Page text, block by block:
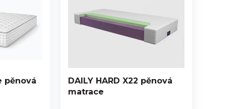
pěnová
DAILY HARD X22 pěnová
matrace